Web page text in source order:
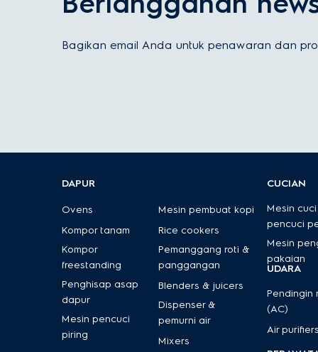
Bagikan email Anda untuk penawaran dan
DAPUR
Ovens
Kompor tanam
Kompor
freestanding
Penghisap asap
dapur
Mesin pencuci
piring
Mesin pembuat kopi
Rice cookers
Pemanggang roti &
panggangan
Blenders & juicers
Dispenser &
pemurni air
Mixers
CUCIAN
Mesin
pencuci
Mesin
pakaian
UDARA
Pendingin
(AC)
Air purifiers